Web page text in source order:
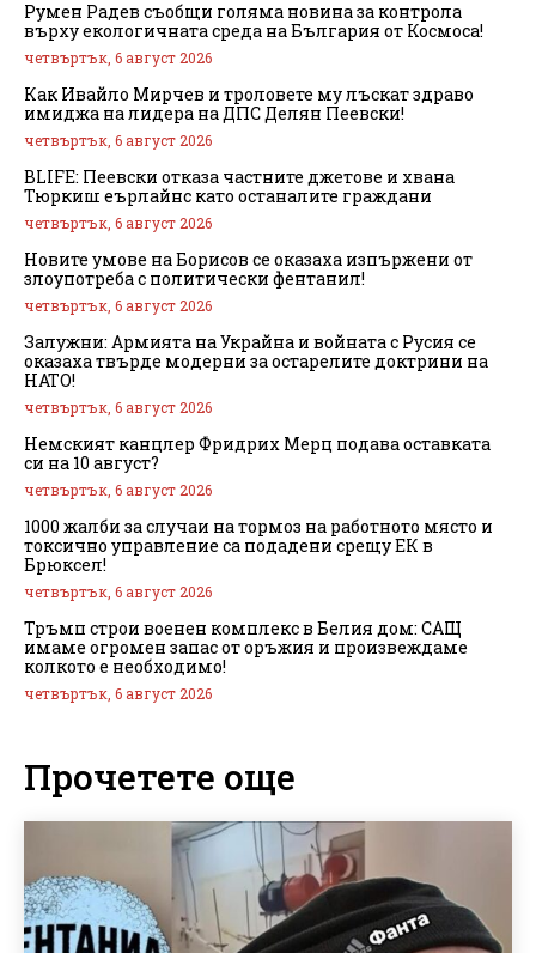
Румен Радев съобщи голяма новина за контрола
върху екологичната среда на България от Космоса!
четвъртък, 6 август 2026
Как Ивайло Мирчев и троловете му лъскат здраво
имиджа на лидера на ДПС Делян Пеевски!
четвъртък, 6 август 2026
BLIFE: Пеевски отказа частните джетове и хвана
Тюркиш еърлайнс като останалите граждани
четвъртък, 6 август 2026
Новите умове на Борисов се оказаха изпържени от
злоупотреба с политически фентанил!
четвъртък, 6 август 2026
Залужни: Армията на Украйна и войната с Русия се
оказаха твърде модерни за остарелите доктрини на
НАТО!
четвъртък, 6 август 2026
Немският канцлер Фридрих Мерц подава оставката
си на 10 август?
четвъртък, 6 август 2026
1000 жалби за случаи на тормоз на работното място и
токсично управление са подадени срещу ЕК в
Брюксел!
четвъртък, 6 август 2026
Тръмп строи военен комплекс в Белия дом: САЩ
имаме огромен запас от оръжия и произвеждаме
колкото е необходимо!
четвъртък, 6 август 2026
Прочетете още